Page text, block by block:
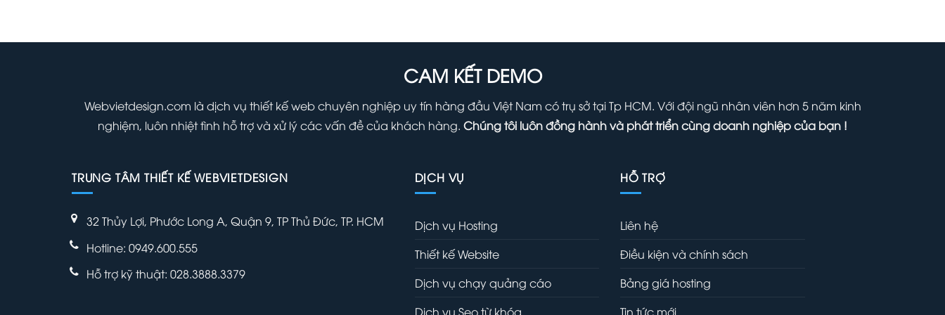
CAM KẾT DEMO
Webvietdesign.com là dịch vụ thiết kế web chuyên nghiệp uy tín hàng đầu Việt Nam có trụ sở tại Tp HCM. Với đội ngũ nhân viên hơn 5 năm kinh
nghiệm, luôn nhiệt tình hỗ trợ và xử lý các vấn đề của khách hàng. Chúng tôi luôn đồng hành và phát triển cùng doanh nghiệp của bạn !
TRUNG TÂM THIẾT KẾ WEBVIETDESIGN
32 Thủy Lợi, Phước Long A, Quận 9, TP Thủ Đức, TP. HCM
Hotline: 0949.600.555
Hỗ trợ kỹ thuật: 028.3888.3379
DỊCH VỤ
Dịch vụ Hosting
Thiết kế Website
Dịch vụ chạy quảng cáo
Dịch vụ Seo từ khóa
HỖ TRỢ
Liên hệ
Điều kiện và chính sách
Bảng giá hosting
Tin tức mới